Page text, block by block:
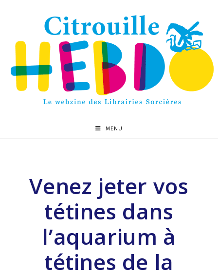
MENU
Venez jeter vos
tétines dans
l’aquarium à
tétines de la